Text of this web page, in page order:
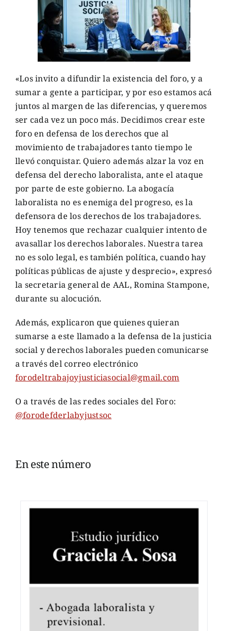
«Los invito a difundir la existencia del foro, y a
sumar a gente a participar, y por eso estamos acá
juntos al margen de las diferencias, y queremos
ser cada vez un poco más. Decidimos crear este
foro en defensa de los derechos que al
movimiento de trabajadores tanto tiempo le
llevó conquistar. Quiero además alzar la voz en
defensa del derecho laboralista, ante el ataque
por parte de este gobierno. La abogacía
laboralista no es enemiga del progreso, es la
defensora de los derechos de los trabajadores.
Hoy tenemos que rechazar cualquier intento de
avasallar los derechos laborales. Nuestra tarea
no es solo legal, es también política, cuando hay
políticas públicas de ajuste y desprecio», expresó
la secretaria general de AAL, Romina Stampone,
durante su alocución.
Además, explicaron que quienes quieran
sumarse a este llamado a la defensa de la justicia
social y derechos laborales pueden comunicarse
a través del correo electrónico
forodeltrabajoyjusticiasocial@gmail.com
O a través de las redes sociales del Foro:
@forodefderlabyjustsoc
En este número